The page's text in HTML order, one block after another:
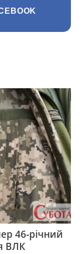
46-річний
ВЛК